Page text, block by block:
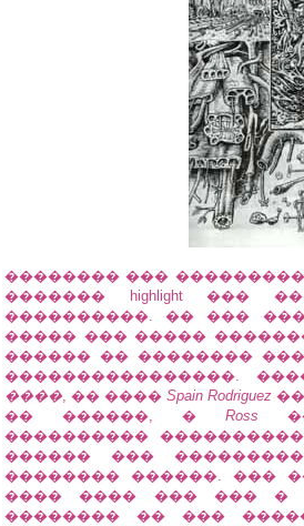
�������� ���
������� highlight ���
����������. �� ���
����� ��� �����
������ �� ��������
����������������.
����, �� ���� Spain Rodriguez
�� ������, � Ross
����������
������ ���
�������� ������. ���
���� ���� ��� ��� �
�������� �� ���